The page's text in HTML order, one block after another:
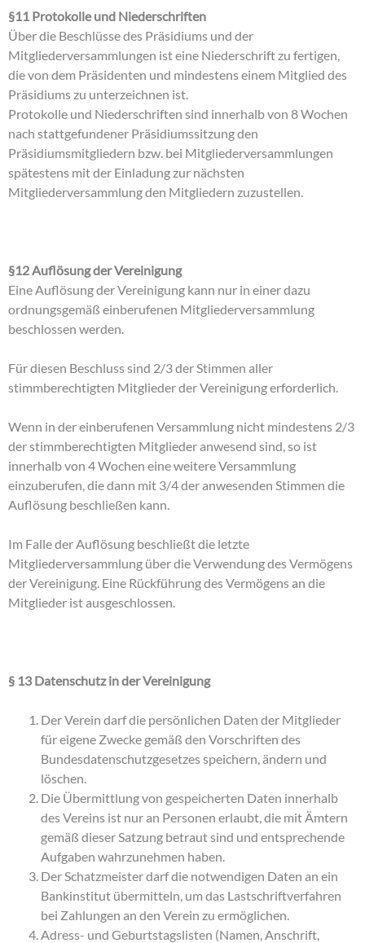
§11 Protokolle und Niederschriften
Über die Beschlüsse des Präsidiums und der
Mitgliederversammlungen ist eine Niederschrift zu fertigen,
die von dem Präsidenten und mindestens einem Mitglied des
Präsidiums zu unterzeichnen ist.
Protokolle und Niederschriften sind innerhalb von 8 Wochen
nach stattgefundener Präsidiumssitzung den
Präsidiumsmitgliedern bzw. bei Mitgliederversammlungen
spätestens mit der Einladung zur nächsten
Mitgliederversammlung den Mitgliedern zuzustellen.
§12 Auflösung der Vereinigung
Eine Auflösung der Vereinigung kann nur in einer dazu
ordnungsgemäß einberufenen Mitgliederversammlung
beschlossen werden.
Für diesen Beschluss sind 2/3 der Stimmen aller
stimmberechtigten Mitglieder der Vereinigung erforderlich.
Wenn in der einberufenen Versammlung nicht mindestens 2/3
der stimmberechtigten Mitglieder anwesend sind, so ist
innerhalb von 4 Wochen eine weitere Versammlung
einzuberufen, die dann mit 3/4 der anwesenden Stimmen die
Auflösung beschließen kann.
Im Falle der Auflösung beschließt die letzte
Mitgliederversammlung über die Verwendung des Vermögens
der Vereinigung. Eine Rückführung des Vermögens an die
Mitglieder ist ausgeschlossen.
§ 13 Datenschutz in der Vereinigung
Der Verein darf die persönlichen Daten der Mitglieder
für eigene Zwecke gemäß den Vorschriften des
Bundesdatenschutzgesetzes speichern, ändern und
löschen.
Die Übermittlung von gespeicherten Daten innerhalb
des Vereins ist nur an Personen erlaubt, die mit Ämtern
gemäß dieser Satzung betraut sind und entsprechende
Aufgaben wahrzunehmen haben.
Der Schatzmeister darf die notwendigen Daten an ein
Bankinstitut übermitteln, um das Lastschriftverfahren
bei Zahlungen an den Verein zu ermöglichen.
Adress- und Geburtstagslisten (Namen, Anschrift,